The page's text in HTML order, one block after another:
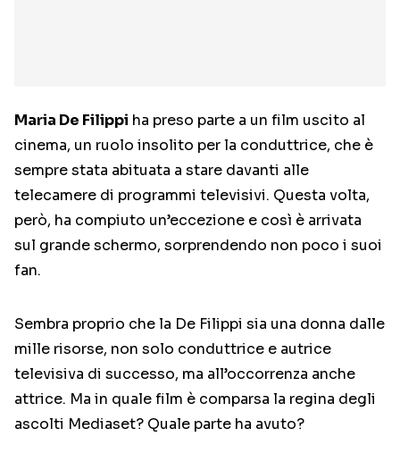
Maria De Filippi ha preso parte a un film uscito al
cinema, un ruolo insolito per la conduttrice, che è
sempre stata abituata a stare davanti alle
telecamere di programmi televisivi. Questa volta,
però, ha compiuto un’eccezione e così è arrivata
sul grande schermo, sorprendendo non poco i suoi
fan.
Sembra proprio che la De Filippi sia una donna dalle
mille risorse, non solo conduttrice e autrice
televisiva di successo, ma all’occorrenza anche
attrice. Ma in quale film è comparsa la regina degli
ascolti Mediaset? Quale parte ha avuto?